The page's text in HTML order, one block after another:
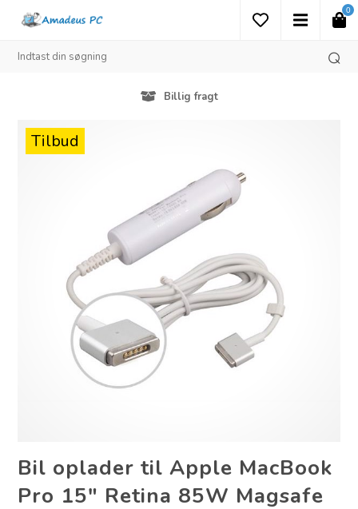
0
Billig fragt
Tilbud
Bil oplader til Apple MacBook
Pro 15" Retina 85W Magsafe